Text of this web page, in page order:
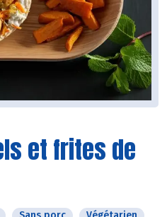
et frites de